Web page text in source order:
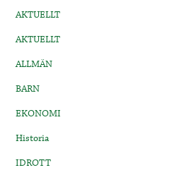
AKTUELLT
AKTUELLT
ALLMÄN
BARN
EKONOMI
Historia
IDROTT